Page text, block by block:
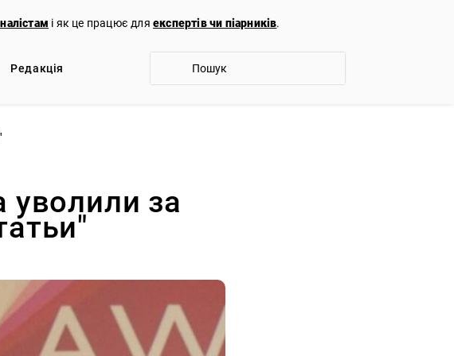
і як це працює для експертів чи піарників.
Редакцiя
уволили за